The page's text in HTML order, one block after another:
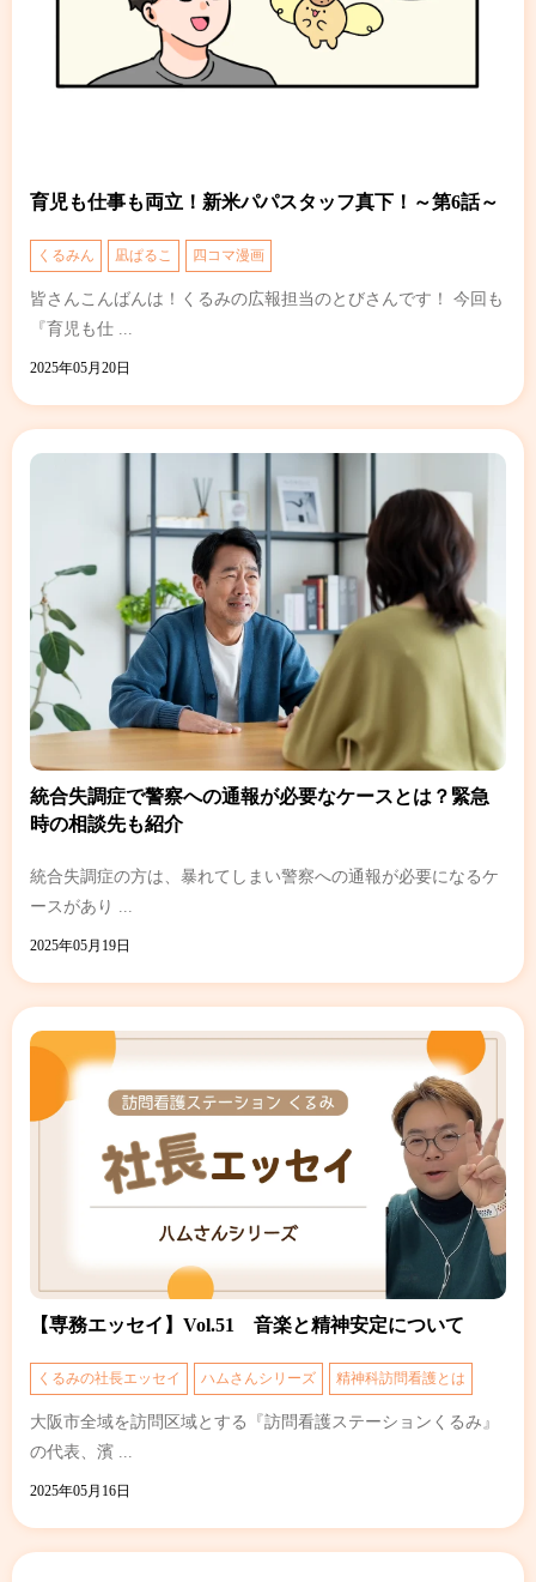
育児も仕事も両立！新米パパスタッフ真下！～第6話～
くるみん 凪ぱるこ 四コマ漫画
皆さんこんばんは！くるみの広報担当のとびさんです！ 今回も
『育児も仕 ...
2025年05月20日
統合失調症で警察への通報が必要なケースとは？緊急
時の相談先も紹介
統合失調症の方は、暴れてしまい警察への通報が必要になるケ
ースがあり ...
2025年05月19日
【専務エッセイ】Vol.51 ⾳楽と精神安定について
くるみの社長エッセイ ハムさんシリーズ 精神科訪問看護とは
大阪市全域を訪問区域とする『訪問看護ステーションくるみ』
の代表、濱 ...
2025年05月16日